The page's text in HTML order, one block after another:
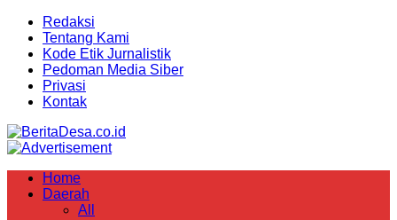
Redaksi
Tentang Kami
Kode Etik Jurnalistik
Pedoman Media Siber
Privasi
Kontak
Home
Daerah
All